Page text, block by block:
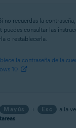
no recuerdas la
puedes consultar las
o restablecerla.
la contraseña de la
10
Mayús + Esc
a la
.